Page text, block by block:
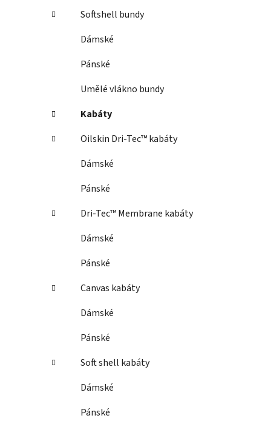
Softshell bundy
Dámské
Pánské
Umělé vlákno bundy
Kabáty
Oilskin Dri-Tec™ kabáty
Dámské
Pánské
Dri-Tec™ Membrane kabáty
Dámské
Pánské
Canvas kabáty
Dámské
Pánské
Soft shell kabáty
Dámské
Pánské